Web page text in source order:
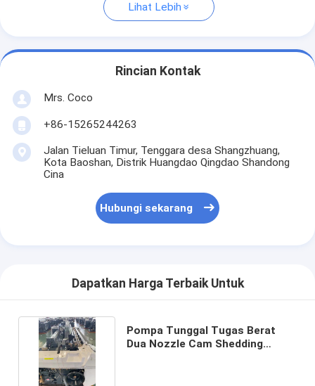
Lihat Lebih
Rincian Kontak
Mrs. Coco
+86-15265244263
Jalan Tieluan Timur, Tenggara desa Shangzhuang,
Kota Baoshan, Distrik Huangdao Qingdao Shandong
Cina
Hubungi sekarang
Dapatkan Harga Terbaik Untuk
Pompa Tunggal Tugas Berat
Dua Nozzle Cam Shedding